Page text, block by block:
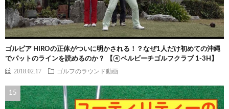
ゴルピア HIROの正体がついに明かされる！？なぜ1人だけ初めての沖縄
でパットのラインを読めるのか？ 【④ベルビーチゴルフクラブ 1-3H】
2018.02.17 ゴルフのラウンド動画